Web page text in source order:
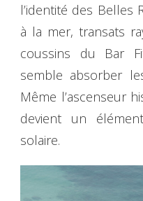
l’identité des Belles
à la mer, transats
coussins du Bar
semble absorber
Même l’ascenseur
devient un
solaire.